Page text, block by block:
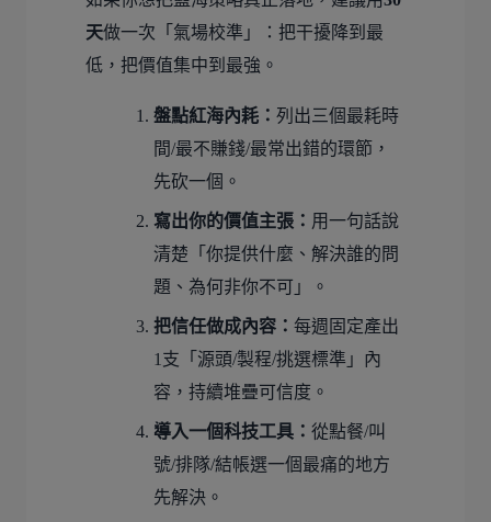
天做一次「氣場校準」：把干擾降到最
低，把價值集中到最強。
盤點紅海內耗： 列出三個最耗時
間/最不賺錢/最常出錯的環節，
先砍一個。
寫出你的價值主張： 用一句話說
清楚「你提供什麼、解決誰的問
題、為何非你不可」。
把信任做成內容： 每週固定產出
1支「源頭/製程/挑選標準」內
容，持續堆疊可信度。
導入一個科技工具： 從點餐/叫
號/排隊/結帳選一個最痛的地方
先解決。